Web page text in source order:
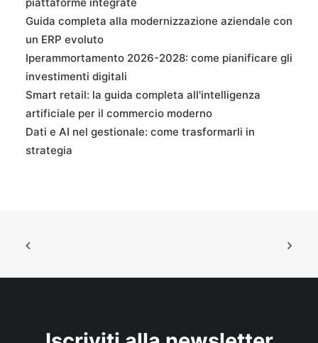
Guida completa alla modernizzazione aziendale con
un ERP evoluto
Iperammortamento 2026-2028: come pianificare gli
investimenti digitali
Smart retail: la guida completa all'intelligenza
artificiale per il commercio moderno
Dati e AI nel gestionale: come trasformarli in
strategia